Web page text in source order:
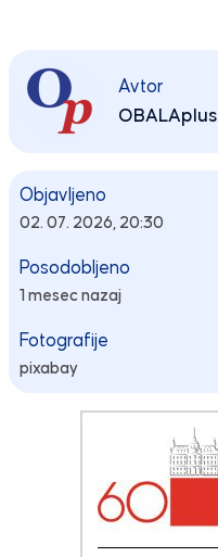
Avtor
OBALAplus
Objavljeno
02. 07. 2026, 20:30
Posodobljeno
1 mesec nazaj
Fotografije
pixabay